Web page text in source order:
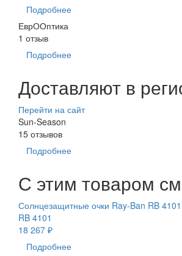
Подробнее
ЕврООптика
1 отзыв
Подробнее
Доставляют в
Перейти на сайт
Sun-Season
15 отзывов
Подробнее
С этим товаром
Солнцезащитные очки Ray-Ban RB
RB 4101
18 267 ₽
Подробнее